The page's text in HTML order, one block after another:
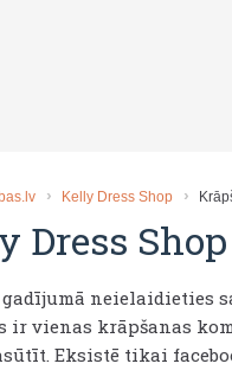
Kelly Dress Shop
Dress Shop
neielaidieties
ir vienas krāpšanas
Eksistē tikai